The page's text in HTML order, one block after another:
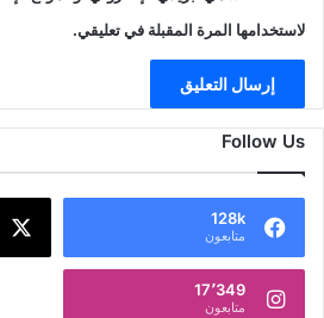
لاستخدامها المرة المقبلة في تعليقي.
Follow Us
128k
متابعون
17٬349
متابعون